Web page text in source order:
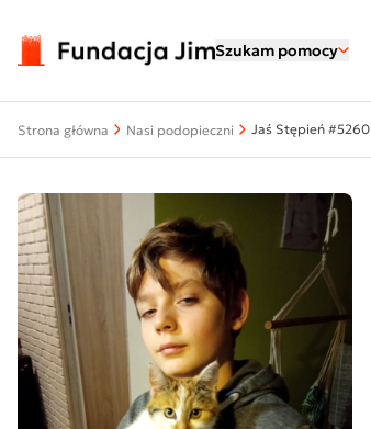
Szukam pomocy
Strona główna Nasi podopieczni Jaś Stępień #5260